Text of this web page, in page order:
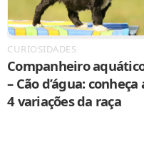
CURIOSIDADES
Companheiro
– Cão d’água: conheça
4 variações da raça